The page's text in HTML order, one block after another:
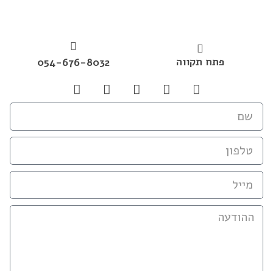
פתח תקווה 054-676-8032